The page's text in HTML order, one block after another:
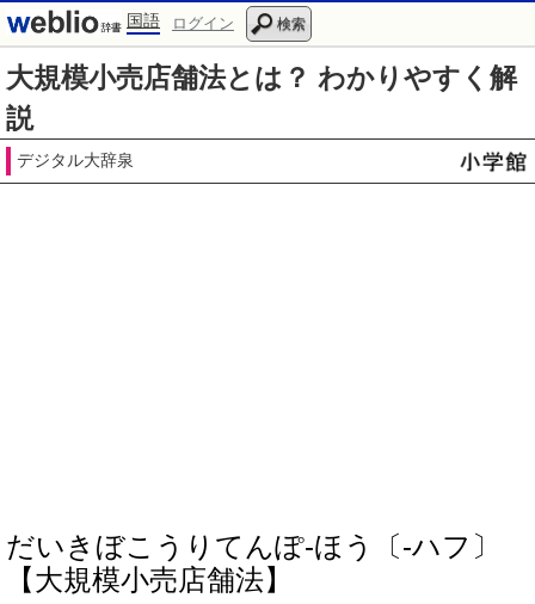
国語 ログイン 検索
大規模小売店舗法とは？ わかりやすく解
説
デジタル大辞泉
だいきぼこうりてんぽ‐ほう〔‐ハフ〕
【大規模小売店舗法】